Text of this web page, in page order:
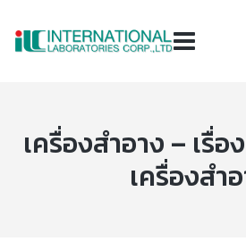
เครื่องสำอาง – เรื่
เครื่องสำ